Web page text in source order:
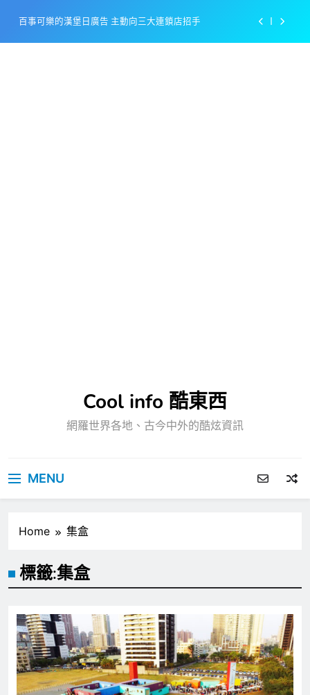
content
百事可樂的漢堡日廣告 主動向三大連鎖店招手
Cool info 酷東西
網羅世界各地、古今中外的酷炫資訊
MENU
Home 集盒
標籤:集盒